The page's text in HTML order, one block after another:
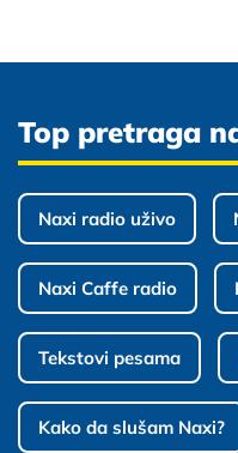
Top pretraga
Naxi radio uživo
Naxi Caffe radio
Tekstovi pesama
Kako da slušam Naxi?